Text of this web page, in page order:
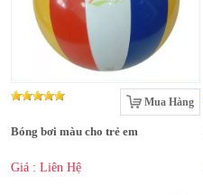
Mua Hàng
Bóng bơi màu cho trẻ em
Giá : Liên Hệ